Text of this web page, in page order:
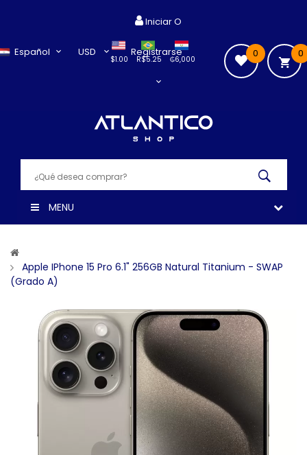
Español USD
$1.00 ₲6,000
R$5.25
Iniciar O
Registrarse 0
0
MENU
Apple IPhone 15 Pro 6.1" 256GB Natural Titanium - SWAP
(Grado A)